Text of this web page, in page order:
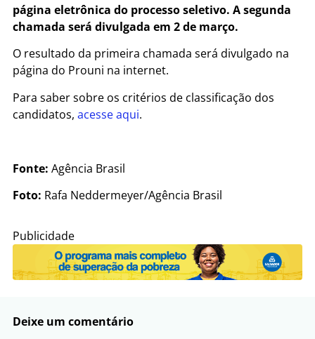
página eletrônica do processo seletivo. A segunda
chamada será divulgada em 2 de março.
O resultado da primeira chamada será divulgado na
página do Prouni na internet.
Para saber sobre os critérios de classificação dos
candidatos, acesse aqui.
Fonte: Agência Brasil
Foto: Rafa Neddermeyer/Agência Brasil
Publicidade
Deixe um comentário